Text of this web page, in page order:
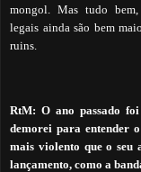
mongol. Mas tudo bem,
legais ainda são bem
ruins.
RtM: O ano passado
demorei para entender
mais violento que o seu
lançamento, como a